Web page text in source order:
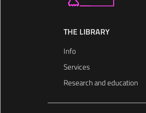
THE LIBRARY
Info
Services
Research and education